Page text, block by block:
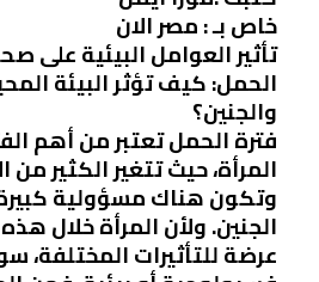
خاص بـ : مصر الان
تأثير العوامل البيئية على
الحمل: كيف تؤثر البيئة
والجنين؟
فترة الحمل تعتبر من أهم
المرأة، حيث تتغير الكثير
وتكون هناك مسؤولية
الجنين. ولأن المرأة خلال
عرضة للتأثيرات المختلفة،